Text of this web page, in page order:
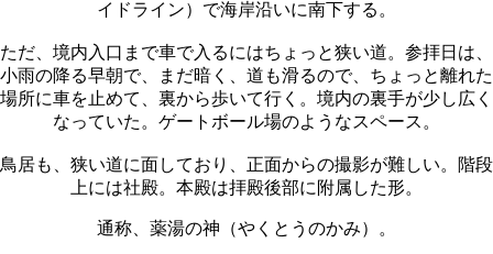
イドライン）で海岸沿いに南下する。
ただ、境内入口まで車で入るにはちょっと狭い道。参拝日は、
小雨の降る早朝で、まだ暗く、道も滑るので、ちょっと離れた
場所に車を止めて、裏から歩いて行く。境内の裏手が少し広く
なっていた。ゲートボール場のようなスペース。
鳥居も、狭い道に面しており、正面からの撮影が難しい。階段
上には社殿。本殿は拝殿後部に附属した形。
通称、薬湯の神（やくとうのかみ）。